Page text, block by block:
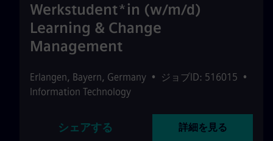
Werkstudent*in (w/m/d)
Learning & Change
Management
Erlangen, Bayern, Germany • ジョブID: 516015 •
Information Technology
シェアする 詳細を見る